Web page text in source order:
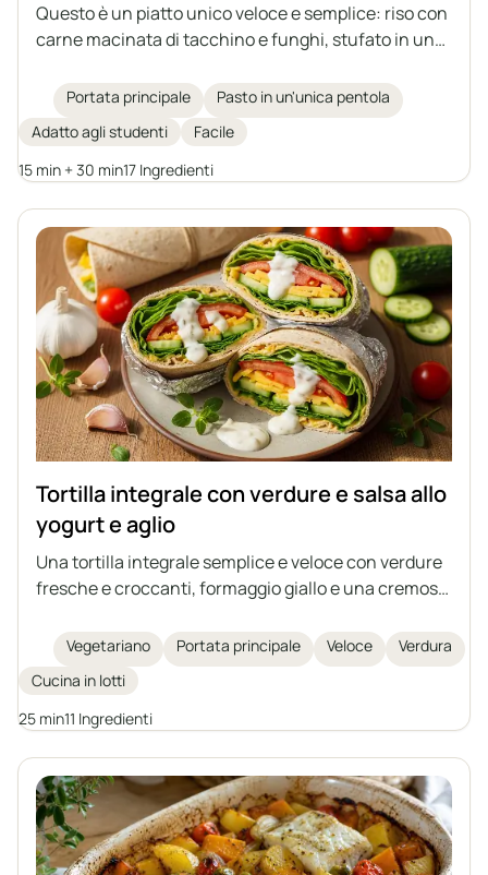
Questo è un piatto unico veloce e semplice: riso con
carne macinata di tacchino e funghi, stufato in una
come ripieno per tortillas, crêpes o piadina; il giorno
dopo è ancora più buono, quando si addensa.
Portata principale
Pasto in un'unica pentola
Adatto agli studenti
Facile
15 min + 30 min17 Ingredienti
Tortilla integrale con verdure e salsa allo
yogurt e aglio
Una tortilla integrale semplice e veloce con verdure
fresche e croccanti, formaggio giallo e una cremosa
e maionese. Ideale come spuntino sostanzioso,
pranzo o cena leggera. Un piatto facile da preparare
e ricco di sapore.
Vegetariano Portata principale Veloce
Verdura
Cucina in lotti
25 min11 Ingredienti